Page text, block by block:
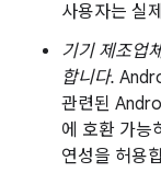
사용자는 실
기기 제조업
합니다.
관련된
에 호환 가능
연성을 허용